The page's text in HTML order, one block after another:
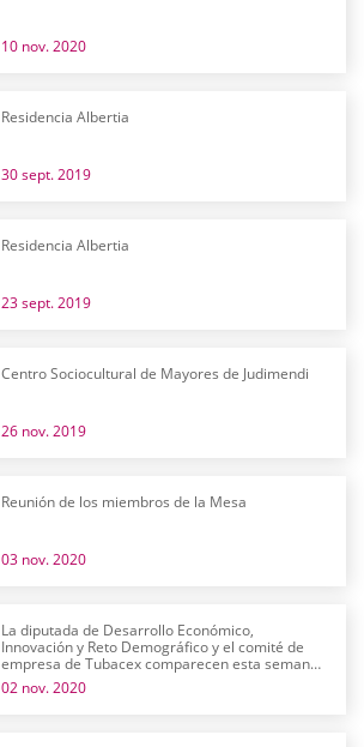
10 nov. 2020
Residencia Albertia
30 sept. 2019
Residencia Albertia
23 sept. 2019
Centro Sociocultural de Mayores de Judimendi
26 nov. 2019
Reunión de los miembros de la Mesa
03 nov. 2020
La diputada de Desarrollo Económico,
Innovación y Reto Demográfico y el comité de
empresa de Tubacex comparecen esta semana
en comisión
02 nov. 2020